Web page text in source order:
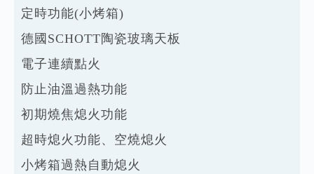
定時功能(小烤箱)
德國SCHOTT陶瓷玻璃天板
電子連續點火
防止油溫過熱功能
初期燒焦熄火功能
超時熄火功能、空燒熄火
小烤箱過熱自動熄火